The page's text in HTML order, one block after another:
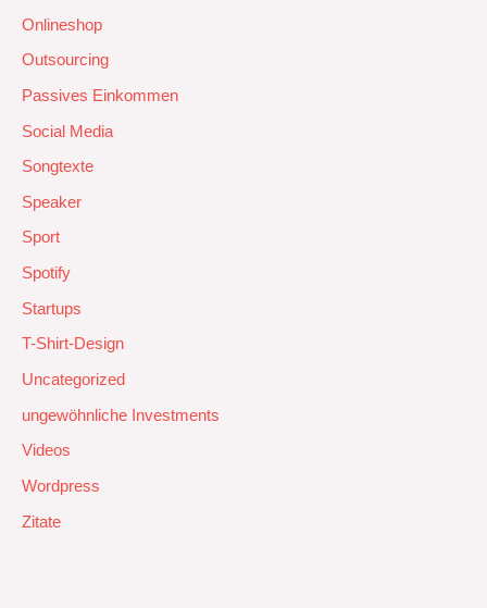
Onlineshop
Outsourcing
Passives Einkommen
Social Media
Songtexte
Speaker
Sport
Spotify
Startups
T-Shirt-Design
Uncategorized
ungewöhnliche Investments
Videos
Wordpress
Zitate